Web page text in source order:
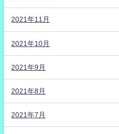
2021年11月
2021年10月
2021年9月
2021年8月
2021年7月